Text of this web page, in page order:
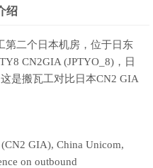
绍
第二个日本机房，位于日东
CN2GIA (JPTYO_8)，日
是搬瓦工对比日本CN2 GIA
GIA), China Unicom,
on outbound